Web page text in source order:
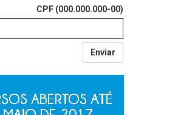
CPF (000.000.000-00)
Enviar